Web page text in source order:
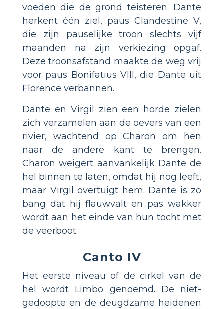
voeden die de grond teisteren. Dante
herkent één ziel, paus Clandestine V,
die zijn pauselijke troon slechts vijf
maanden na zijn verkiezing opgaf.
Deze troonsafstand maakte de weg vrij
voor paus Bonifatius VIII, die Dante uit
Florence verbannen.
Dante en Virgil zien een horde zielen
zich verzamelen aan de oevers van een
rivier, wachtend op Charon om hen
naar de andere kant te brengen.
Charon weigert aanvankelijk Dante de
hel binnen te laten, omdat hij nog leeft,
maar Virgil overtuigt hem. Dante is zo
bang dat hij flauwvalt en pas wakker
wordt aan het einde van hun tocht met
de veerboot.
Canto IV
Het eerste niveau of de cirkel van de
hel wordt Limbo genoemd. De niet-
gedoopte en de deugdzame heidenen